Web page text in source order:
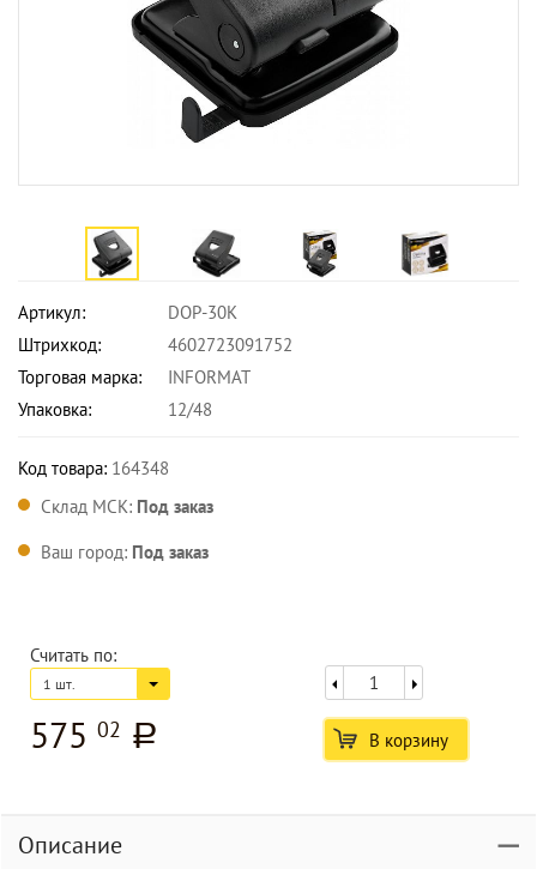
Артикул:
DOP-30K
Штрихкод:
4602723091752
Торговая марка:
INFORMAT
Упаковка:
12/48
Код товара: 164348
Склад МСК: Под заказ
Ваш город: Под заказ
Считать по:
1 шт.
575 02 a В корзину
Описание